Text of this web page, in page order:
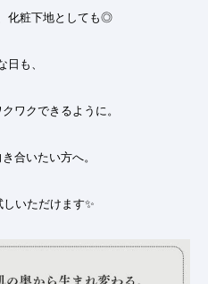
化粧下地としても◎
日も、
ワクできるように。
合いたい方へ。
いただけます✨